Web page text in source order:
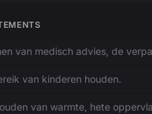
van medisch advies, de
van kinderen houden.
van warmte, hete